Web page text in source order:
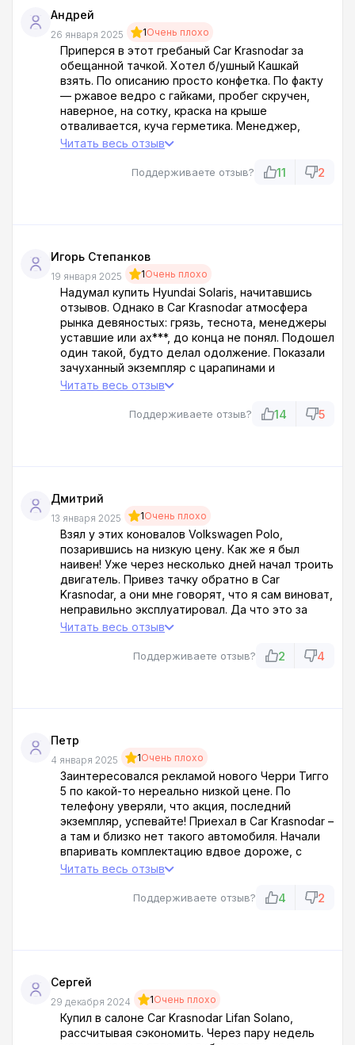
Андрей
26 января 2025 1Очень плохо
Приперся в этот гребаный Car Krasnodar за
обещанной тачкой. Хотел б/ушный Кашкай
взять. По описанию просто конфетка. По факту
— ржавое ведро с гайками, пробег скручен,
наверное, на сотку, краска на крыше
отваливается, куча герметика. Менеджер,
лыбясь, впаривает мне это говно, мол,
уехал в другой салон. Car Krasnodar - днище, не
Читать весь отзыв
Поддерживаете отзыв? 11 2
Игорь Степанков
19 января 2025 1Очень плохо
Надумал купить Hyundai Solaris, начитавшись
отзывов. Однако в Car Krasnodar атмосфера
рынка девяностых: грязь, теснота, менеджеры
уставшие или ах***, до конца не понял. Подошел
один такой, будто делал одолжение. Показали
зачуханный экземпляр с царапинами и
ржавчиной. На вопрос о дефектах заявил, что
делась новая тачка, что обещали по телефону?
Читать весь отзыв
Поддерживаете отзыв? 14 5
Дмитрий
13 января 2025 1Очень плохо
Взял у этих коновалов Volkswagen Polo,
позарившись на низкую цену. Как же я был
наивен! Уже через несколько дней начал троить
двигатель. Привез тачку обратно в Car
Krasnodar, а они мне говорят, что я сам виноват,
неправильно эксплуатировал. Да что это за
бредовые отмазки? В общем, вместо
Проклинаю тот день, когда переступил порог
Читать весь отзыв
Поддерживаете отзыв? 2 4
Петр
4 января 2025 1Очень плохо
Заинтересовался рекламой нового Черри Тигго
5 по какой-то нереально низкой цене. По
телефону уверяли, что акция, последний
экземпляр, успевайте! Приехал в Car Krasnodar –
а там и близко нет такого автомобиля. Начали
впаривать комплектацию вдвое дороже, с
какими-то дерьмовыми опциями, которые на
интересует именно акционный вариант,
Читать весь отзыв
Поддерживаете отзыв? 4 2
Сергей
29 декабря 2024 1Очень плохо
Купил в салоне Car Krasnodar Lifan Solano,
рассчитывая сэкономить. Через пару недель